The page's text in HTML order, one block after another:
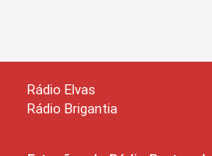
Rádio Elvas
Rádio Brigantia